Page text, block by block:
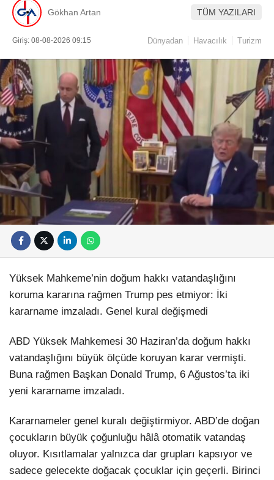
Gökhan Artan TÜM YAZILARI
Giriş: 08-08-2026 09:15 Dünyadan Havacılık Turizm
Yüksek Mahkeme’nin doğum hakkı vatandaşlığını
koruma kararına rağmen Trump pes etmiyor: İki
kararname imzaladı. Genel kural değişmedi
ABD Yüksek Mahkemesi 30 Haziran’da doğum hakkı
vatandaşlığını büyük ölçüde koruyan karar vermişti.
Buna rağmen Başkan Donald Trump, 6 Ağustos’ta iki
yeni kararname imzaladı.
Kararnameler genel kuralı değiştirmiyor. ABD’de doğan
çocukların büyük çoğunluğu hâlâ otomatik vatandaş
oluyor. Kısıtlamalar yalnızca dar grupları kapsıyor ve
sadece gelecekte doğacak çocuklar için geçerli. Birinci